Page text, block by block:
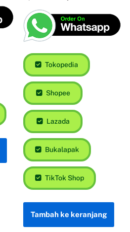
Tokopedia
Shopee
Lazada
Bukalapak
TikTok Shop
Tambah ke keranjang